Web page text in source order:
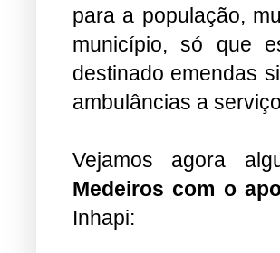
para a população,
município, só que
destinado emendas
ambulâncias a
Vejamos agora
Medeiros com o
Inhapi: